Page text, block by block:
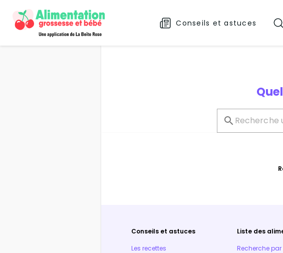
Conseils et astuces
Conseils et astuces
Les recettes
Liste des
Recherche